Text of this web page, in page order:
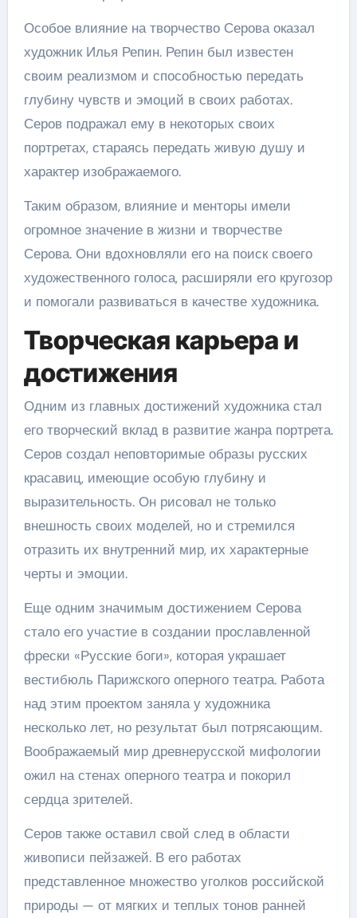
Особое влияние на творчество Серова оказал
художник Илья Репин. Репин был известен
своим реализмом и способностью передать
глубину чувств и эмоций в своих работах.
Серов подражал ему в некоторых своих
портретах, стараясь передать живую душу и
характер изображаемого.
Таким образом, влияние и менторы имели
огромное значение в жизни и творчестве
Серова. Они вдохновляли его на поиск своего
художественного голоса, расширяли его кругозор
и помогали развиваться в качестве художника.
Творческая карьера и
достижения
Одним из главных достижений художника стал
его творческий вклад в развитие жанра портрета.
Серов создал неповторимые образы русских
красавиц, имеющие особую глубину и
выразительность. Он рисовал не только
внешность своих моделей, но и стремился
отразить их внутренний мир, их характерные
черты и эмоции.
Еще одним значимым достижением Серова
стало его участие в создании прославленной
фрески «Русские боги», которая украшает
вестибюль Парижского оперного театра. Работа
над этим проектом заняла у художника
несколько лет, но результат был потрясающим.
Воображаемый мир древнерусской мифологии
ожил на стенах оперного театра и покорил
сердца зрителей.
Серов также оставил свой след в области
живописи пейзажей. В его работах
представленное множество уголков российской
природы — от мягких и теплых тонов ранней